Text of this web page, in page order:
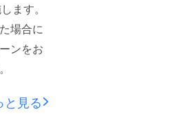
ます。
場合に
ンをお
と見る